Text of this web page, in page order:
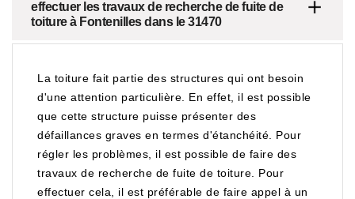
effectuer les travaux de recherche de fuite de
toiture à Fontenilles dans le 31470
La toiture fait partie des structures qui ont besoin
d'une attention particulière. En effet, il est possible
que cette structure puisse présenter des
défaillances graves en termes d'étanchéité. Pour
régler les problèmes, il est possible de faire des
travaux de recherche de fuite de toiture. Pour
effectuer cela, il est préférable de faire appel à un